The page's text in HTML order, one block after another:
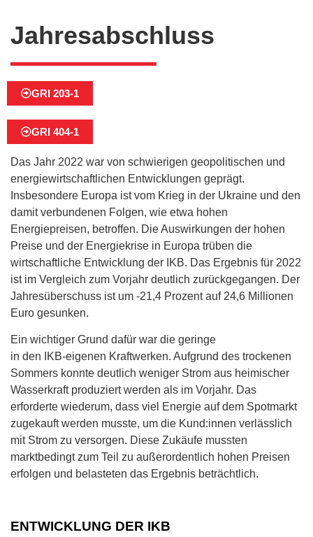
Jahresabschluss
GRI 203-1
GRI 404-1
Das Jahr 2022 war von schwierigen geopolitischen und
energiewirtschaftlichen Entwicklungen geprägt.
Insbesondere Europa ist vom Krieg in der Ukraine und den
damit verbundenen Folgen, wie etwa hohen
Energiepreisen, betroffen. Die Auswirkungen der hohen
Preise und der Energiekrise in Europa trüben die
wirtschaftliche Entwicklung der IKB. Das Ergebnis für 2022
ist im Vergleich zum Vorjahr deutlich zurückgegangen. Der
Jahresüberschuss ist um -21,4 Prozent auf 24,6 Millionen
Euro gesunken.
Ein wichtiger Grund dafür war die geringe
in den IKB-eigenen Kraftwerken. Aufgrund des trockenen
Sommers konnte deutlich weniger Strom aus heimischer
Wasserkraft produziert werden als im Vorjahr. Das
erforderte wiederum, dass viel Energie auf dem Spotmarkt
zugekauft werden musste, um die Kund:innen verlässlich
mit Strom zu versorgen. Diese Zukäufe mussten
marktbedingt zum Teil zu außerordentlich hohen Preisen
erfolgen und belasteten das Ergebnis beträchtlich.
ENTWICKLUNG DER IKB